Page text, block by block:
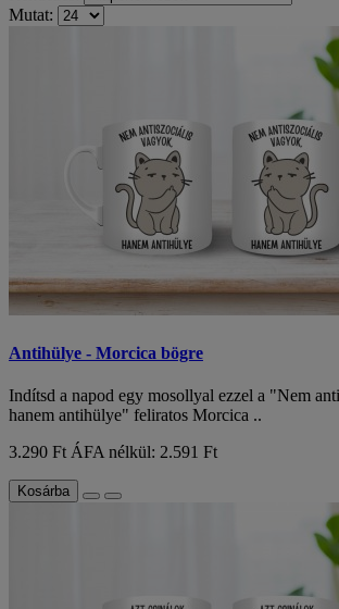
Mutat:
Antihülye - Morcica bögre
Indítsd a napod egy mosollyal ezzel a "Nem
hanem antihülye" feliratos Morcica ..
3.290 Ft ÁFA nélkül: 2.591 Ft
Kosárba